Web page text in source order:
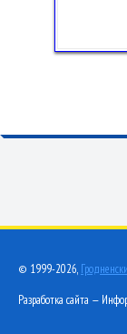
© 1999-2026,
Разработка сайта —